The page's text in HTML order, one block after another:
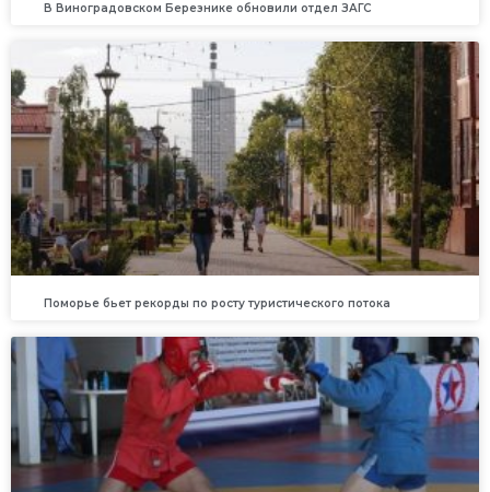
В Виноградовском Березнике обновили отдел ЗАГС
Поморье бьет рекорды по росту туристического потока